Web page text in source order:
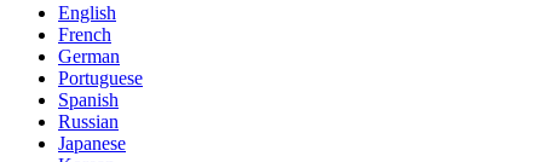
English
French
German
Portuguese
Spanish
Russian
Japanese